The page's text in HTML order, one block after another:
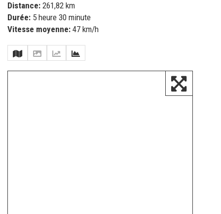
Distance: 261,82 km
Durée: 5 heure 30 minute
Vitesse moyenne: 47 km/h